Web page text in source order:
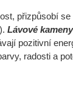
přizpůsobí
Lávové kameny
pozitivní
radosti a